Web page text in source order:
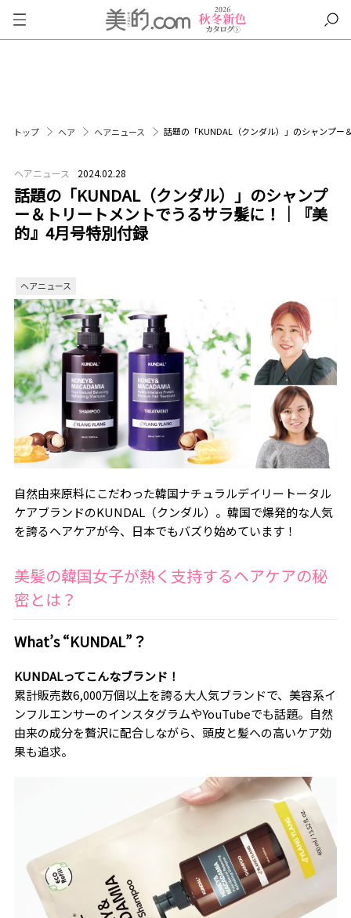
トップ ヘア ヘアニュース 話題の「KUNDAL（クンダル）」のシャンプ
ヘアニュース 2024.02.28
話題の「KUNDAL（クンダル）」のシャンプ
ー＆トリートメントでうるサラ髪に！｜『美
的』4月号特別付録
ヘアニュース
自然由来原料にこだわった韓国ナチュラルデイリートータル
ケアブランドのKUNDAL（クンダル）。韓国で爆発的な人気
を誇るヘアケアが今、日本でもバズり始めています！
美髪の韓国女子が熱く支持するヘアケアの秘
密とは？
What’s “KUNDAL”？
KUNDALってこんなブランド！
累計販売数6,000万個以上を誇る大人気ブランドで、美容系イ
ンフルエンサーのインスタグラムやYouTubeでも話題。自然
由来の成分を贅沢に配合しながら、頭皮と髪への高いケア効
果も追求。